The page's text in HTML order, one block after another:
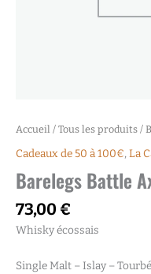
Accueil / Tous les produits /
Cadeaux de 50 à 100€,La
Barelegs Battle
73,00 €
Whisky écossais
Single Malt – Islay –